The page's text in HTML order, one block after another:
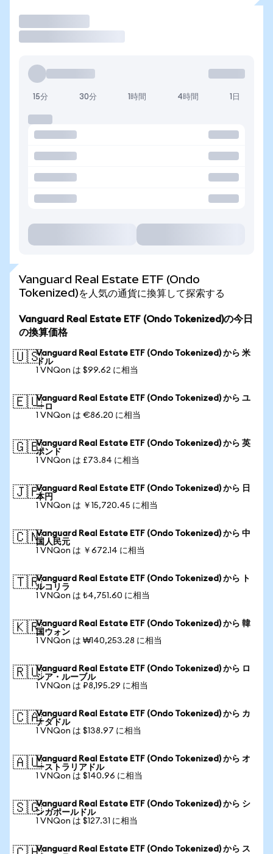
15分 30分 1時間 4時間 1日
Vanguard Real Estate ETF (Ondo
Tokenized)を人気の通貨に換算して探索する
Vanguard Real Estate ETF (Ondo Tokenized)の今日
の換算価格
🇺🇸Vanguard Real Estate ETF (Ondo Tokenized) から 米
ドル
1 VNQon は $99.62 に相当
🇪🇺Vanguard Real Estate ETF (Ondo Tokenized) から ユ
ーロ
1 VNQon は €86.20 に相当
🇬🇧Vanguard Real Estate ETF (Ondo Tokenized) から 英
ポンド
1 VNQon は £73.84 に相当
🇯🇵Vanguard Real Estate ETF (Ondo Tokenized) から 日
本円
1 VNQon は ￥15,720.45 に相当
🇨🇳Vanguard Real Estate ETF (Ondo Tokenized) から 中
国人民元
1 VNQon は ￥672.14 に相当
🇹🇷Vanguard Real Estate ETF (Ondo Tokenized) から ト
ルコリラ
1 VNQon は ₺4,751.60 に相当
🇰🇷Vanguard Real Estate ETF (Ondo Tokenized) から 韓
国ウォン
1 VNQon は ₩140,253.28 に相当
🇷🇺Vanguard Real Estate ETF (Ondo Tokenized) から ロ
シア・ルーブル
1 VNQon は ₽8,195.29 に相当
🇨🇦Vanguard Real Estate ETF (Ondo Tokenized) から カ
ナダドル
1 VNQon は $138.97 に相当
🇦🇺Vanguard Real Estate ETF (Ondo Tokenized) から オ
ーストラリアドル
1 VNQon は $140.96 に相当
🇸🇬Vanguard Real Estate ETF (Ondo Tokenized) から シ
ンガポールドル
1 VNQon は $127.31 に相当
Vanguard Real Estate ETF (Ondo Tokenized) から ス